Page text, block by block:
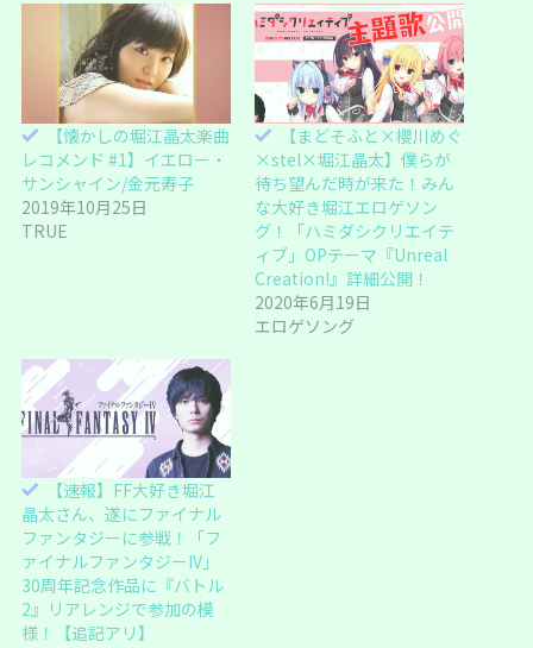
e
共
有
(
新
し
い
ウ
ィ
ン
ド
ウ
で
開
き
す
る
に
は
ク
リ
ッ
ク
し
て
く
だ
さ
い
(
き
ま
す
)
【懐かしの堀江晶太楽曲
レコメンド #1】イエロー・
サンシャイン/金元寿子
2019年10月25日
TRUE
【まどそふと×櫻川めぐ
×stel×堀江晶太】僕らが
待ち望んだ時が来た！みん
な大好き堀江エロゲソン
グ！「ハミダシクリエイテ
ィブ」OPテーマ『Unreal
Creation!』詳細公開！
2020年6月19日
エロゲソング
【速報】FF大好き堀江
晶太さん、遂にファイナル
ファンタジーに参戦！「フ
ァイナルファンタジーIV」
30周年記念作品に『バトル
2』リアレンジで参加の模
様！【追記アリ】